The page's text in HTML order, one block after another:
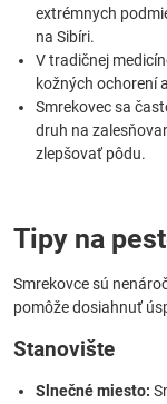
extrémnych
na Sibíri.
V tradičnej
kožných ochorení
Smrekovec sa
druh na
zlepšovať pôdu.
Tipy na
Smrekovce sú
pomôže dosiahnuť
Stanovište
Slnečné miesto: